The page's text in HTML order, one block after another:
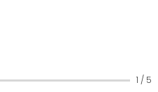
1 / 5